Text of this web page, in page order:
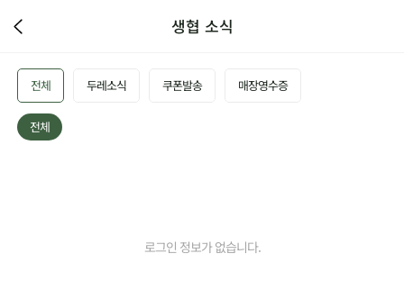
생협 소식
전체 두레소식 쿠폰발송 매장영수증
전체
로그인 정보가 없습니다.